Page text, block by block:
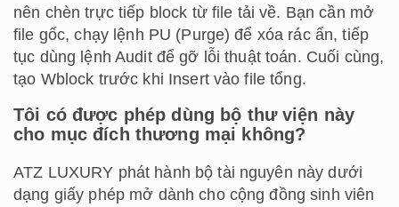
nên chèn trực tiếp block từ file tải về. Bạn cần mở
file gốc, chạy lệnh PU (Purge) để xóa rác ẩn, tiếp
tục dùng lệnh Audit để gỡ lỗi thuật toán. Cuối cùng,
tạo Wblock trước khi Insert vào file tổng.
Tôi có được phép dùng bộ thư viện này
cho mục đích thương mại không?
ATZ LUXURY phát hành bộ tài nguyên này dưới
dạng giấy phép mở dành cho cộng đồng sinh viên